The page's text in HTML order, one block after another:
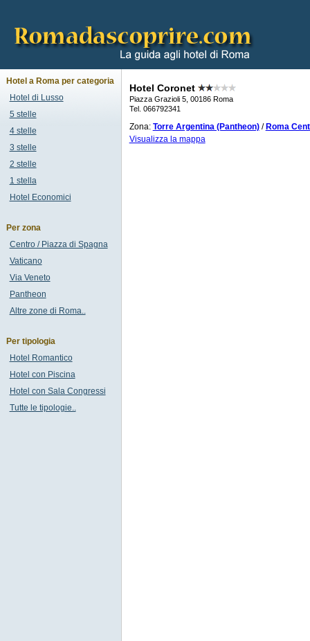
Hotel Coronet
Piazza Grazioli 5, 00186 Roma
Tel. 066792341
Zona: Torre Argentina (Pantheon)/ Roma
Visualizza la mappa
Hotel a Roma per categoria
Hotel di Lusso
5 stelle
4 stelle
3 stelle
2 stelle
1 stella
Hotel Economici
Per zona
Centro / Piazza di Spagna
Vaticano
Via Veneto
Pantheon
Altre zone di Roma..
Per tipologia
Hotel Romantico
Hotel con Piscina
Hotel con Sala Congressi
Tutte le tipologie..